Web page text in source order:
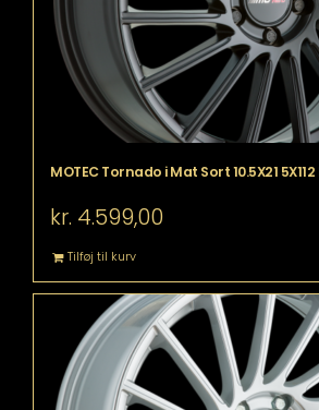
MOTEC Tornado i Mat Sort 10.5X21 5X112
kr. 4.599,00
Tilføj til kurv